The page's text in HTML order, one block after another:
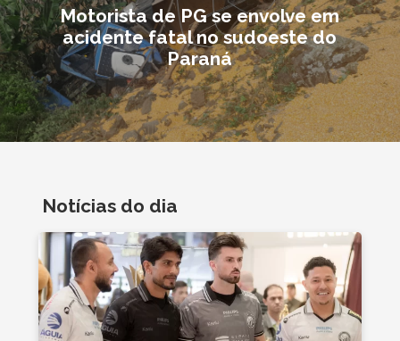
Motorista de PG se envolve em
acidente fatal no sudoeste do
Paraná
Notícias do dia